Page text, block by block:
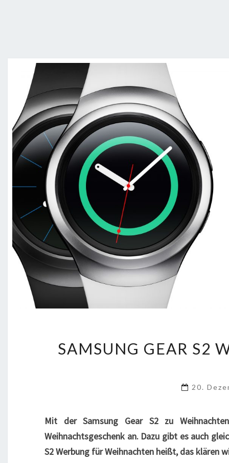
SAMSUNG GEAR S2
20.
Mit der Samsung Gear S2 zu
Weihnachtsgeschenk an. Dazu gibt es auch
S2 Werbung für Weihnachten heißt, das klären